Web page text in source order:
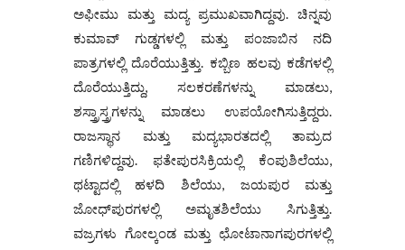
ಅಫೀಮು ಮತ್ತು ಮದ್ಯ ಪ್ರಮುಖವಾಗಿದ್ದವು. ಚಿನ್ನವು
ಕುಮಾವ್ ಗುಡ್ಡಗಳಲ್ಲಿ ಮತ್ತು ಪಂಜಾಬಿನ ನದಿ
ಪಾತ್ರಗಳಲ್ಲಿ ದೊರೆಯುತ್ತಿತ್ತು. ಕಬ್ಬಿಣ ಹಲವು ಕಡೆಗಳಲ್ಲಿ
ದೊರೆಯುತ್ತಿದ್ದು, ಸಲಕರಣೆಗಳನ್ನು ಮಾಡಲು,
ಶಸ್ತ್ರಾಸ್ತ್ರಗಳನ್ನು ಮಾಡಲು ಉಪಯೋಗಿಸುತ್ತಿದ್ದರು.
ರಾಜಸ್ಥಾನ ಮತ್ತು ಮದ್ಯಭಾರತದಲ್ಲಿ ತಾಮ್ರದ
ಗಣಿಗಳಿದ್ದವು. ಫತೇಪುರಸಿಕ್ರಿಯಲ್ಲಿ ಕೆಂಪುಶಿಲೆಯು,
ಥಟ್ಟಾದಲ್ಲಿ ಹಳದಿ ಶಿಲೆಯು, ಜಯಪುರ ಮತ್ತು
ಜೋಧ್‌ಪುರಗಳಲ್ಲಿ ಅಮೃತಶಿಲೆಯು ಸಿಗುತ್ತಿತ್ತು.
ವಜ್ರಗಳು ಗೋಲ್ಕಂಡ ಮತ್ತು ಛೋಟಾನಾಗಪುರಗಳಲ್ಲಿ